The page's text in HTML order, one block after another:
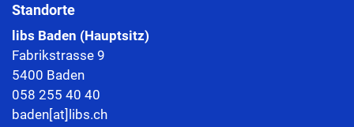
Standorte
libs Baden (Hauptsitz)
Fabrikstrasse 9
5400 Baden
058 255 40 40
baden[at]libs.ch